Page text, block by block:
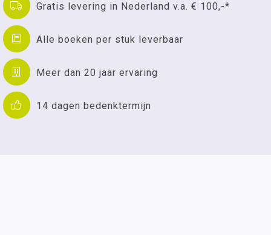
Gratis levering in Nederland v.a. € 100,-*
Alle boeken per stuk leverbaar
Meer dan 20 jaar ervaring
14 dagen bedenktermijn